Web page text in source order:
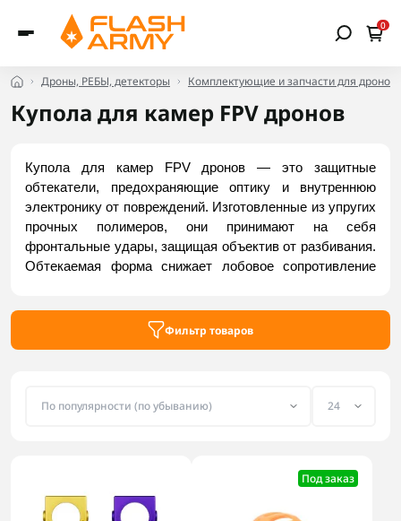
0
Дроны, РЕБЫ, детекторы Комплектующие и запчасти для дронов
Купола для камер FPV дронов
Купола для камер FPV дронов — это защитные
обтекатели, предохраняющие оптику и внутреннюю
электронику от повреждений. Изготовленные из упругих
прочных полимеров, они принимают на себя
фронтальные удары, защищая объектив от разбивания.
Обтекаемая форма снижает лобовое сопротивление
Канопи жестко фиксирует угол камеры, предотвращая
Фильтр товаров
Под заказ